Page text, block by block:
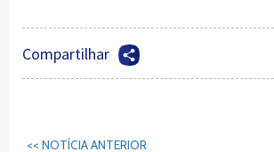
Compartilhar
Continuar
<< NOTÍCIA ANTERIOR